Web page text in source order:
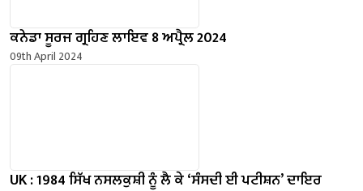
ਕਨੇਡਾ ਸੂਰਜ ਗ੍ਰਹਿਣ ਲਾਇਵ 8 ਅਪ੍ਰੈਲ 2024
09th April 2024
UK : 1984 ਸਿੱਖ ਨਸਲਕੁਸ਼ੀ ਨੂੰ ਲੈ ਕੇ ‘ਸੰਸਦੀ ਈ ਪਟੀਸ਼ਨ’ ਦਾਇਰ